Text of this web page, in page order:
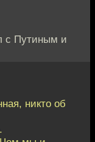
с Путиным и
никто об